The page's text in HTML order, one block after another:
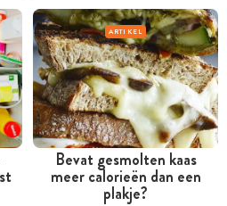
ARTIKEL
Bevat gesmolten kaas
meer calorieën dan een
plakje?